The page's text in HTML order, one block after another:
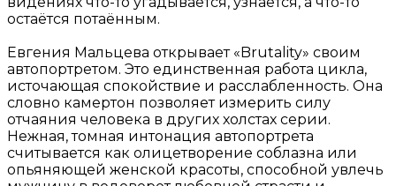
остаётся потаённым.
Евгения Мальцева открывает «Brutality» своим
автопортретом. Это единственная работа цикла,
источающая спокойствие и расслабленность. Она
словно камертон позволяет измерить силу
отчаяния человека в других холстах серии.
Нежная, томная интонация автопортрета
считывается как олицетворение соблазна или
опьяняющей женской красоты, способной увлечь